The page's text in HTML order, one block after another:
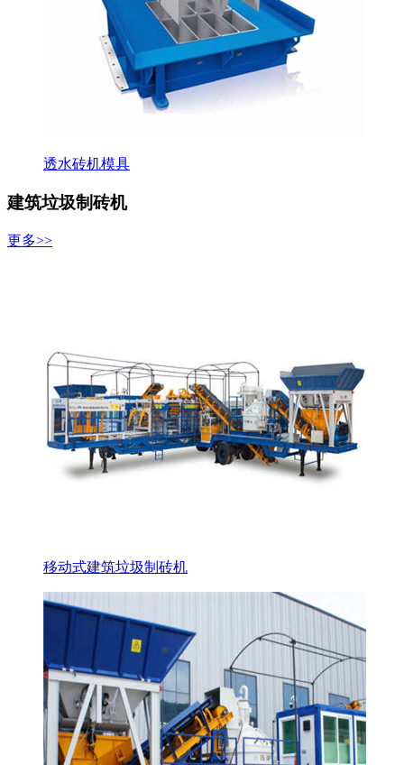
透水砖机模具
建筑垃圾制砖机
更多>>
移动式建筑垃圾制砖机